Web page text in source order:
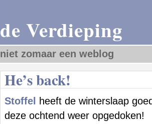
de Verdieping
niet zomaar een weblog
He’s back!
Stoffel
heeft de winterslaap
deze ochtend weer opgedoken!